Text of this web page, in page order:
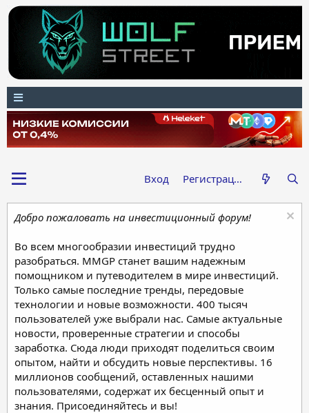
Вход Регистрация
Добро пожаловать на инвестиционный форум!
Во всем многообразии инвестиций трудно
разобраться. MMGP станет вашим надежным
помощником и путеводителем в мире инвестиций.
Только самые последние тренды, передовые
технологии и новые возможности. 400 тысяч
пользователей уже выбрали нас. Самые актуальные
новости, проверенные стратегии и способы
заработка. Сюда люди приходят поделиться своим
опытом, найти и обсудить новые перспективы. 16
миллионов сообщений, оставленных нашими
пользователями, содержат их бесценный опыт и
знания. Присоединяйтесь и вы!